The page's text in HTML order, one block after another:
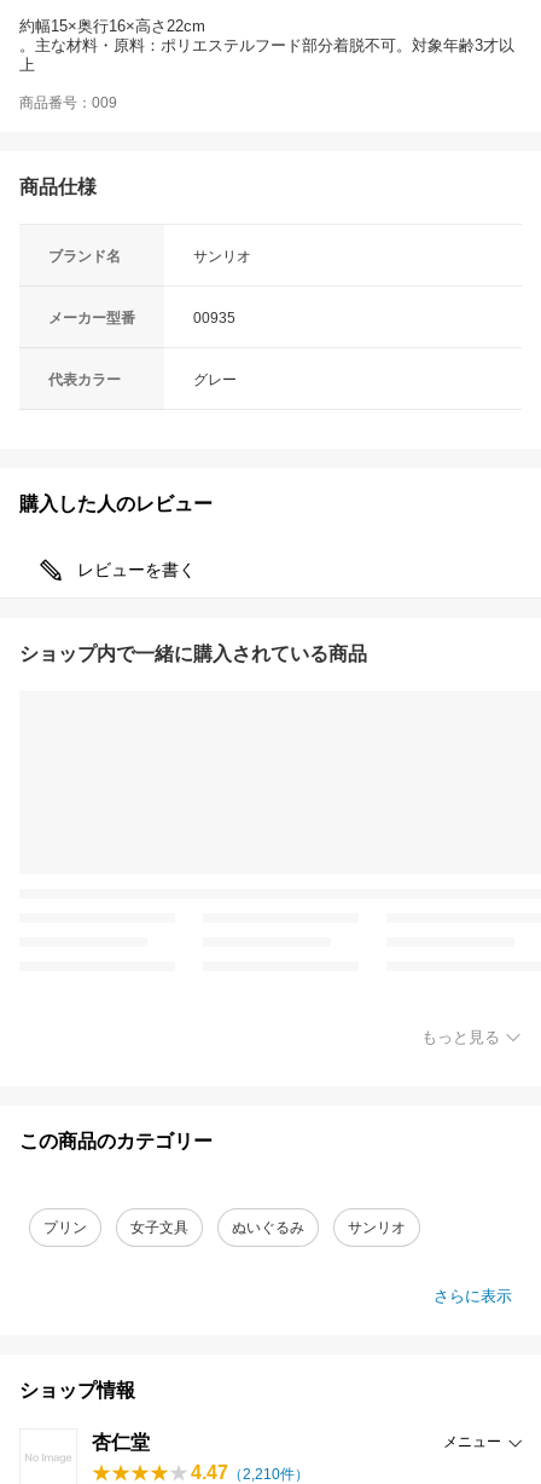
約幅15×奥行16×高さ22cm
。主な材料・原料：ポリエステルフード部分着脱不可。対象年齢3才以
上
商品番号：009
商品仕様
ブランド名 サンリオ
メーカー型番 00935
代表カラー グレー
購入した人のレビュー
レビューを書く
ショップ内で一緒に購入されている商品
もっと見る
この商品のカテゴリー
プリン 女子文具 ぬいぐるみ サンリオ
さらに表示
ショップ情報
杏仁堂 メニュー
4.47 （2,210件）